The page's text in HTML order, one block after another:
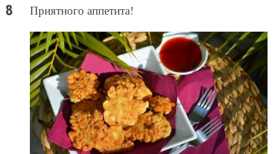
Приятного аппетита!